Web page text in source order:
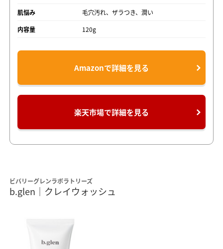
肌悩み
毛穴汚れ、ザラつき、潤い
内容量
120g
Amazonで詳細を見る
楽天市場で詳細を見る
ビバリーグレンラボラトリーズ
b.glen｜クレイウォッシュ